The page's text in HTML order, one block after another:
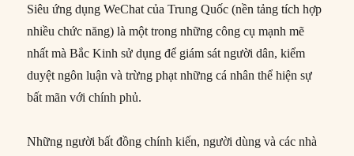
Siêu ứng dụng WeChat của Trung Quốc (nền tảng tích hợp
nhiều chức năng) là một trong những công cụ mạnh mẽ
nhất mà Bắc Kinh sử dụng để giám sát người dân, kiểm
duyệt ngôn luận và trừng phạt những cá nhân thể hiện sự
bất mãn với chính phủ.
Những người bất đồng chính kiến, người dùng và các nhà